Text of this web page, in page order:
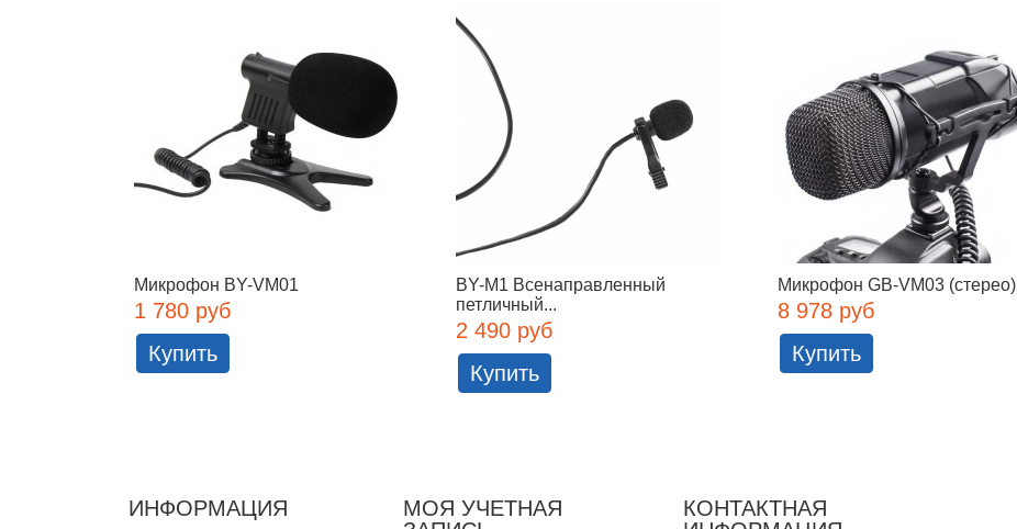
Микрофон BY-VM01
1 780 руб
Купить
BY-M1 Всенаправленный
петличный...
2 490 руб
Купить
Микрофон GB-VM03 (стерео)
8 978 руб
Купить
ИНФОРМАЦИЯ
МОЯ УЧЕТНАЯ
КОНТАКТНАЯ